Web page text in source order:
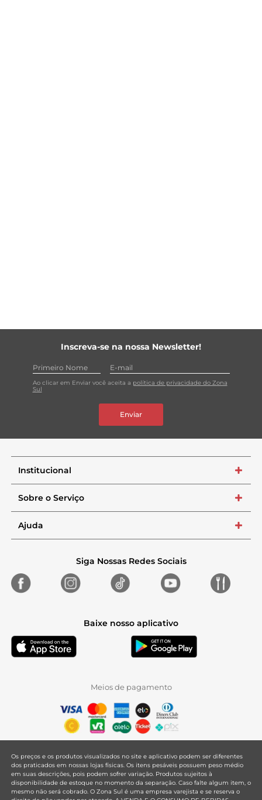
Inscreva-se na nossa Newsletter!
Ao clicar em Enviar você aceita a política de privacidade do Zona
Sul
Enviar
Institucional +
Sobre o Serviço +
Ajuda +
Siga Nossas Redes Sociais
Baixe nosso aplicativo
Meios de pagamento
Os preços e os produtos visualizados no site e aplicativo podem ser diferentes
dos praticados em nossas lojas físicas. Os itens pesáveis possuem peso médio
em suas descrições, pois podem sofrer variação. Produtos sujeitos à
disponibilidade de estoque no momento da separação. Caso falte algum item, o
mesmo não será cobrado. O Zona Sul é uma empresa varejista e se reserva o